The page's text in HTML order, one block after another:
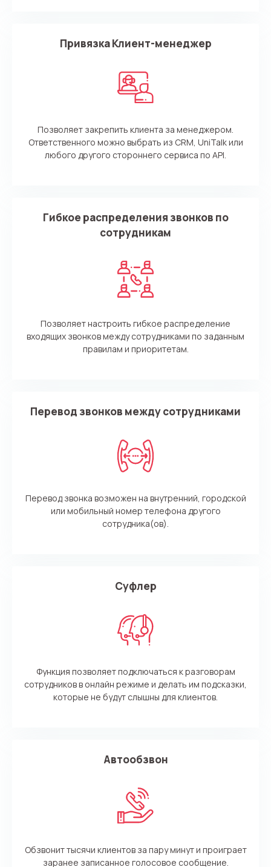
Привязка Клиент-менеджер
Позволяет закрепить клиента за менеджером.
Ответственного можно выбрать из CRM, UniTalk или
любого другого стороннего сервиса по API.
Гибкое распределения звонков по
сотрудникам
Позволяет настроить гибкое распределение
входящих звонков между сотрудниками по заданным
правилам и приоритетам.
Перевод звонков между сотрудниками
Перевод звонка возможен на внутренний, городской
или мобильный номер телефона другого
сотрудника(ов).
Суфлер
Функция позволяет подключаться к разговорам
сотрудников в онлайн режиме и делать им подсказки,
которые не будут слышны для клиентов.
Автообзвон
Обзвонит тысячи клиентов за пару минут и проиграет
заранее записанное голосовое сообщение.
Компания
Партнер
Заказать звонок
Ваш номер телефона
+1
Alternative:
Заказать интеграцию
Ваш номер телефона
+1
Alternative:
Заказать Тест Драйв
Ваш номер телефона
+1
Alternative:
с выбором?
Бесплатная консультация
Ваше имя
Номер для контакта